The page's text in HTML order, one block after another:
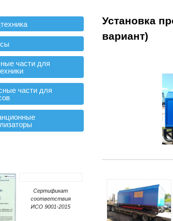
Установка
вариант)
части для
части для
Сертификат
соответствия
ИСО 9001-2015